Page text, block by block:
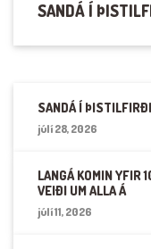
SANDÁ Í
SANDÁ Í ÞISTILFIRÐI
júlí 28, 2026
LANGÁ KOMIN YFIR
VEIÐI UM ALLA Á
júlí 11, 2026